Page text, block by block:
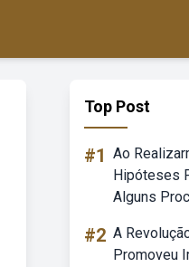
Top Post
#1 Ao
Hipóteses
Alguns
#2 A
Promoveu